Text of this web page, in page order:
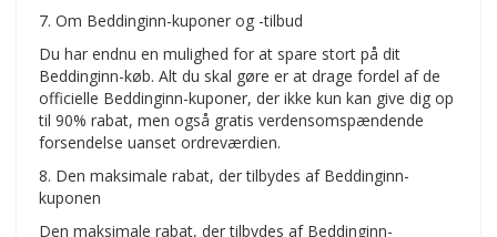
7. Om Beddinginn-kuponer og -tilbud
Du har endnu en mulighed for at spare stort på dit
Beddinginn-køb. Alt du skal gøre er at drage fordel af de
officielle Beddinginn-kuponer, der ikke kun kan give dig op
til 90% rabat, men også gratis verdensomspændende
forsendelse uanset ordreværdien.
8. Den maksimale rabat, der tilbydes af Beddinginn-
kuponen
Den maksimale rabat, der tilbydes af Beddinginn-